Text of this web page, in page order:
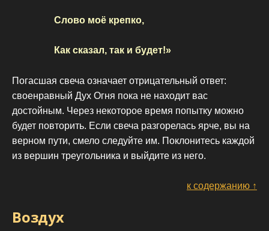
Слово моё крепко,
Как сказал, так и будет!»
Погасшая свеча означает отрицательный ответ:
своенравный Дух Огня пока не находит вас
достойным. Через некоторое время попытку можно
будет повторить. Если свеча разгорелась ярче, вы на
верном пути, смело следуйте им. Поклонитесь каждой
из вершин треугольника и выйдите из него.
к содержанию ↑
Воздух